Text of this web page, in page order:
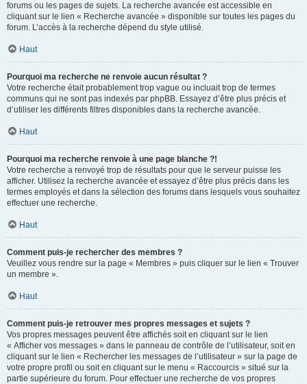
forums ou les pages de sujets. La recherche avancée est accessible en
cliquant sur le lien « Recherche avancée » disponible sur toutes les pages du
forum. L’accès à la recherche dépend du style utilisé.
Haut
Pourquoi ma recherche ne renvoie aucun résultat ?
Votre recherche était probablement trop vague ou incluait trop de termes
communs qui ne sont pas indexés par phpBB. Essayez d’être plus précis et
d’utiliser les différents filtres disponibles dans la recherche avancée.
Haut
Pourquoi ma recherche renvoie à une page blanche ?!
Votre recherche a renvoyé trop de résultats pour que le serveur puisse les
afficher. Utilisez la recherche avancée et essayez d’être plus précis dans les
termes employés et dans la sélection des forums dans lesquels vous souhaitez
effectuer une recherche.
Haut
Comment puis-je rechercher des membres ?
Veuillez vous rendre sur la page « Membres » puis cliquer sur le lien « Trouver
un membre ».
Haut
Comment puis-je retrouver mes propres messages et sujets ?
Vos propres messages peuvent être affichés soit en cliquant sur le lien
« Afficher vos messages » dans le panneau de contrôle de l’utilisateur, soit en
cliquant sur le lien « Rechercher les messages de l’utilisateur » sur la page de
votre propre profil ou soit en cliquant sur le menu « Raccourcis » situé sur la
partie supérieure du forum. Pour effectuer une recherche de vos propres